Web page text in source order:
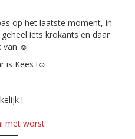
op het laatste moment, in
iets krokants en daar
van ☺
is Kees !☺
!
met worst